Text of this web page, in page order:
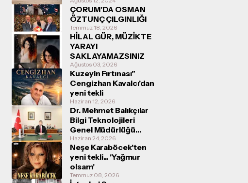
ÇORUM’DA OSMAN
ÖZTUNÇ ÇILGINLIĞI
Temmuz 18, 2026
HİLAL GÜR, MÜZİKTE
YARAYI
SAKLAYAMAZSINIZ
Ağustos 03, 2026
Kuzeyin Fırtınası”
Cengizhan Kavalcı'dan
yeni tekli
Haziran 12, 2026
Dr. Mehmet Balıkçılar
Bilgi Teknolojileri
Genel Müdürlüğü
Görevine Başladı
Haziran 24, 2026
Neşe Karaböcek'ten
yeni tekli... 'Yağmur
olsam'
Temmuz 08, 2026